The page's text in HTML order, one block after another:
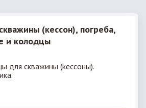
(кессон), погреба,
и колодцы
для скважины (кессоны).